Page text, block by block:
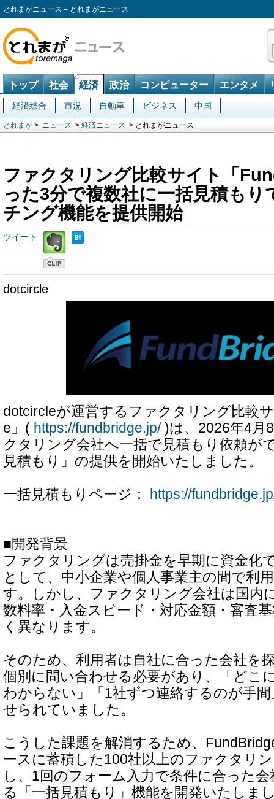
とれまがニュース – とれまがニュース
トップ 社会 経済 政治 コンピューター エンタメ
経済総合 市況 自動車 ビジネス 中国
とれまが > ニュース > 経済ニュース > とれまがニュース
ファクタリング比較サイト「
った3分で複数社に一括見積もり
チング機能を提供開始
ツイート
dotcircle
dotcircleが運営するファクタリング比較
e」( https://fundbridge.jp/)は、2026年4月
クタリング会社へ一括で見積もり依頼が
見積もり」の提供を開始いたしました。
一括見積もりページ： https://
■開発背景
ファクタリングは売掛金を早期に資金化
として、中小企業や個人事業主の間で利
す。しかし、ファクタリング会社は国内
数料率・入金スピード・対応金額・審査
く異なります。
そのため、利用者は自社に合った会社を
個別に問い合わせる必要があり、「どこ
わからない」「1社ずつ連絡するのが手
せられていました。
こうした課題を解消するため、
ースに蓄積した100社以上のファクタリ
し、1回のフォーム入力で条件に合った
る「一括見積もり」機能を開発いたしま